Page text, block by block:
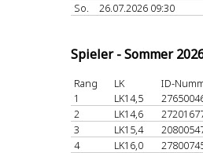
So.
26.07.2026 09:30
Spieler - Sommer
Rang LK
ID-
1
LK14,5
2
LK14,6
3
LK15,4
4
LK16,0